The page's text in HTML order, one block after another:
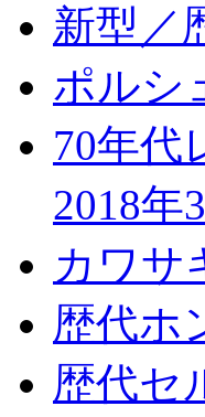
新型／
ポルシ
70年代
2018年
カワサ
歴代ホ
歴代セ